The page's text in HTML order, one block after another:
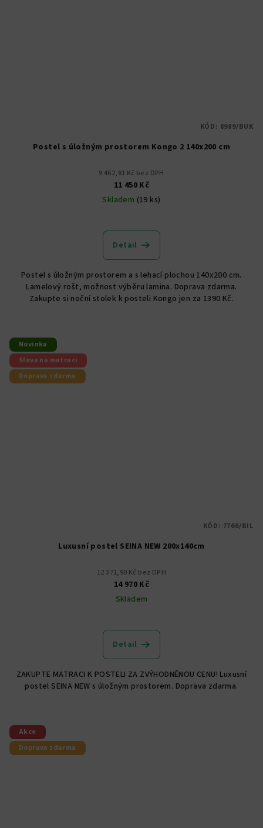
Postel s úložným prostorem Kongo 2 140x200 cm
9 462,81 Kč bez DPH
11 450 Kč
Skladem (19 ks)
Detail
Postel s úložným prostorem a s lehací plochou 140x200 cm.
Lamelový rošt, možnost výběru lamina. Doprava zdarma.
Zakupte si noční stolek k posteli Kongo jen za 1390 Kč.
KÓD: 8989/BUK
Novinka
Sleva na matraci
Doprava zdarma
Luxusní postel SEINA NEW 200x140cm
12 371,90 Kč bez DPH
14 970 Kč
Skladem
Detail
ZAKUPTE MATRACI K POSTELI ZA ZVÝHODNĚNOU CENU! Luxusní
postel SEINA NEW s úložným prostorem. Doprava zdarma.
KÓD: 7766/BIL
Akce
Doprava zdarma